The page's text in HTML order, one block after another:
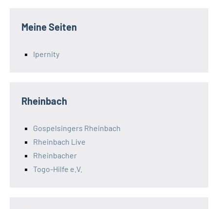
Meine Seiten
Ipernity
Rheinbach
Gospelsingers Rheinbach
Rheinbach Live
Rheinbacher
Togo-Hilfe e.V.